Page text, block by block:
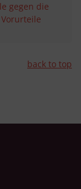
gegen die
back to top